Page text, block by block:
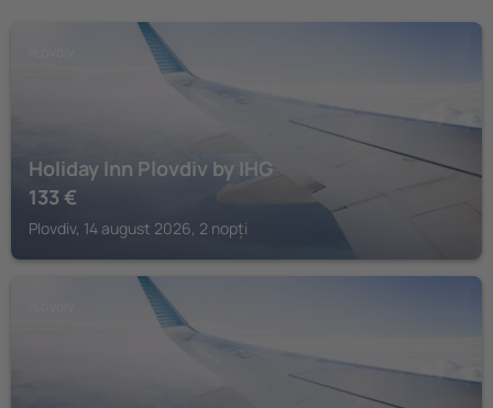
Holiday Inn Plovdiv by IHG
133 €
Plovdiv, 14 august 2026, 2 nopți